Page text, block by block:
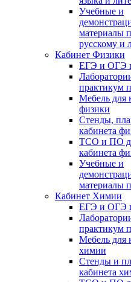
Учебные и
материалы
русскому и
Кабинет Физики
ЕГЭ и ОГЭ
практикум
Мебель для
физики
Стенды,
кабинета
ТСО и ПО
кабинета
Учебные и
материалы
Кабинет Химии
ЕГЭ и ОГЭ
практикум
Мебель для
химии
Стенды и
кабинета